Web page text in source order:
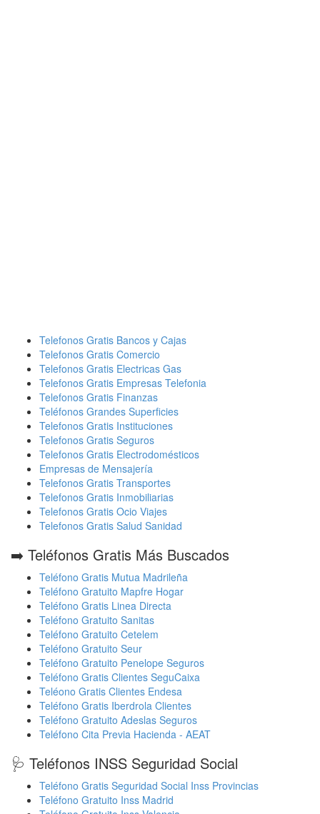
Telefonos Gratis Bancos y Cajas
Telefonos Gratis Comercio
Telefonos Gratis Electricas Gas
Telefonos Gratis Empresas Telefonia
Telefonos Gratis Finanzas
Teléfonos Grandes Superficies
Telefonos Gratis Instituciones
Telefonos Gratis Seguros
Telefonos Gratis Electrodomésticos
Empresas de Mensajería
Telefonos Gratis Transportes
Telefonos Gratis Inmobiliarias
Telefonos Gratis Ocio Viajes
Telefonos Gratis Salud Sanidad
➡️ Teléfonos Gratis Más Buscados
Teléfono Gratis Mutua Madrileña
Teléfono Gratuito Mapfre Hogar
Teléfono Gratis Linea Directa
Teléfono Gratuito Sanitas
Teléfono Gratuito Cetelem
Teléfono Gratuito Seur
Teléfono Gratuito Penelope Seguros
Teléfono Gratis Clientes SeguCaixa
Teléono Gratis Clientes Endesa
Teléfono Gratis Iberdrola Clientes
Teléfono Gratuito Adeslas Seguros
Teléfono Cita Previa Hacienda - AEAT
🩺 Teléfonos INSS Seguridad Social
Teléfono Gratis Seguridad Social Inss Provincias
Teléfono Gratuito Inss Madrid